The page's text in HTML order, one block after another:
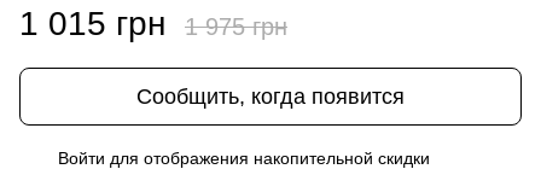
1 015 грн 1 975 грн
Сообщить, когда появится
Войти для отображения накопительной скидки